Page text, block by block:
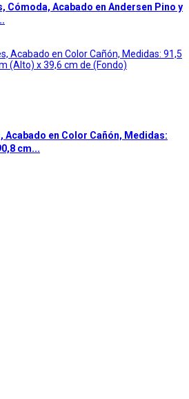
Cómoda, Acabado en Andersen Pino y
Acabado en Color Cañón, Medidas:
cm...